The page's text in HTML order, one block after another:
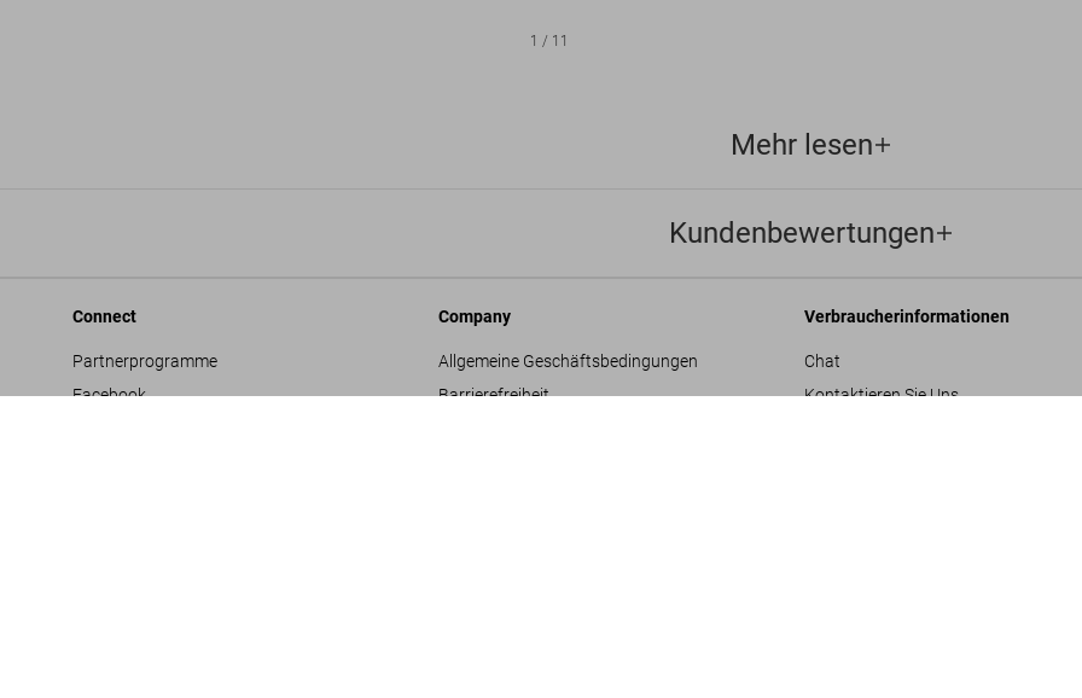
1 / 11
Mehr lesen
Kundenbewertungen
Connect
Partnerprogramme
Facebook
Company
Allgemeine Geschäftsbedingungen
Barrierefreiheit
Verbraucherinformationen
Chat
Kontaktieren Sie Uns